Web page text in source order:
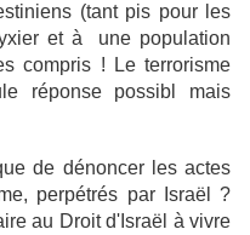
(tant pis pour les
et à une population
compris !
Le terrorisme
réponse possibl mais
de dénoncer les actes
perpétrés par Israël ?
au Droit d'Israël à vivre